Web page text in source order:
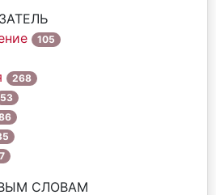
105
268
53
СЛОВАМ